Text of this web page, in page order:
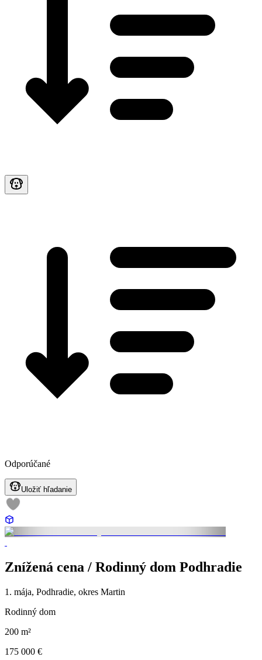
Odporúčané
Uložiť hľadanie
Znížená cena / Rodinný dom Podhradie
1. mája, Podhradie, okres Martin
Rodinný dom
200 m²
175 000 €